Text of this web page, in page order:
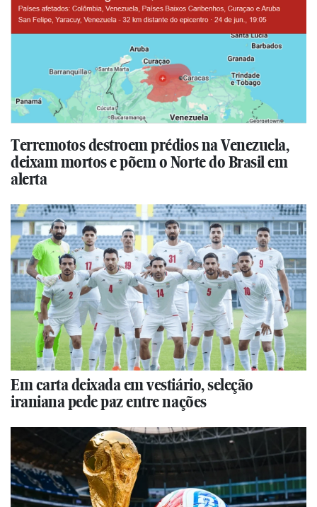
Terremotos destroem prédios na Venezuela,
deixam mortos e põem o Norte do Brasil em
alerta
Em carta deixada em vestiário, seleção
iraniana pede paz entre nações